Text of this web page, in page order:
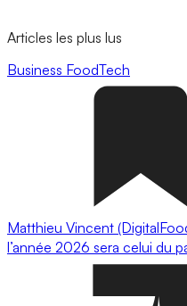
Articles les plus lus
Business FoodTech
Matthieu Vincent
l’année 2026 sera celui du